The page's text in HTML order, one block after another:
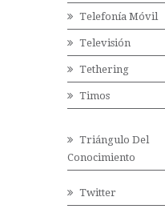
Telefonía Móvil
Televisión
Tethering
Timos
Triángulo Del
Conocimiento
Twitter